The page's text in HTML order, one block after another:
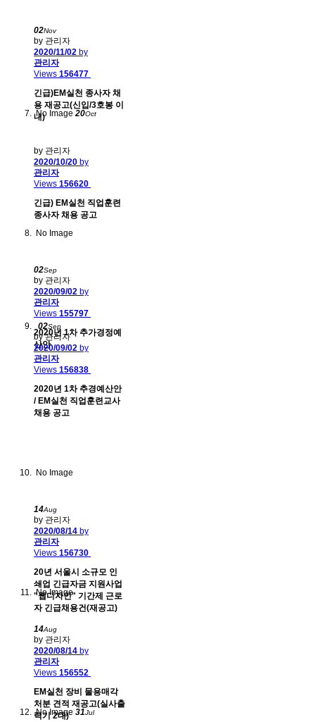
02Nov
by 관리자
2020/11/02 by
관리자
Views 156477
긴급)EM실천 종사자 채
용 재공고(신입/3호봉 이
내)
No Image 20Oct
by 관리자
2020/10/20 by
관리자
Views 156620
긴급) EM실천 직업훈련
종사자 채용 공고
No Image
02Sep
by 관리자
2020/09/02 by
관리자
Views 155797
2020년 1차 추가경정예
산안
02Sep
by 관리자
2020/09/02 by
관리자
Views 156838
2020년 1차 추경예산안
/ EM실천 직업훈련교사
채용 공고
No Image
14Aug
by 관리자
2020/08/14 by
관리자
Views 156730
20년 서울시 소규모 인
쇄업 긴급자금 지원사업
"웹디자인" 기간제 근로
자 긴급채용건(재공고)
No Image
14Aug
by 관리자
2020/08/14 by
관리자
Views 156552
EM실천 장비 물용매각
처분 견적 재공고(실사출
력기 2대)
No Image 31Jul